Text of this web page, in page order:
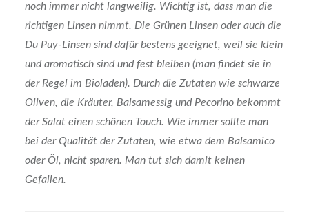
noch immer nicht langweilig. Wichtig ist, dass man die
richtigen Linsen nimmt. Die Grünen Linsen oder auch die
Du Puy-Linsen sind dafür bestens geeignet, weil sie klein
und aromatisch sind und fest bleiben (man findet sie in
der Regel im Bioladen). Durch die Zutaten wie schwarze
Oliven, die Kräuter, Balsamessig und Pecorino bekommt
der Salat einen schönen Touch. Wie immer sollte man
bei der Qualität der Zutaten, wie etwa dem Balsamico
oder Öl, nicht sparen. Man tut sich damit keinen
Gefallen.